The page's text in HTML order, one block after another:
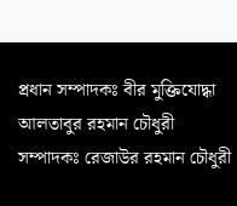
প্রধান সম্পাদকঃ বীর মুক্তিযোদ্ধা
আলতাবুর রহমান চৌধুরী
সম্পাদকঃ রেজাউর রহমান চৌধুরী